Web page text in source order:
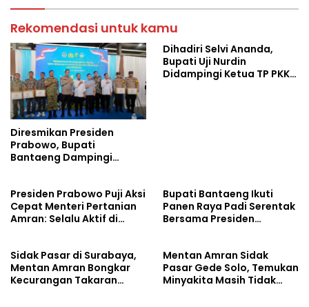
Rekomendasi untuk kamu
Diresmikan Presiden
Prabowo, Bupati
Bantaeng Dampingi
SPPG Polri
Dihadiri Selvi Ananda,
Bupati Uji Nurdin
Didampingi Ketua TP PKK
Presiden Prabowo Puji Aksi
Cepat Menteri Pertanian
Amran: Selalu Aktif di
Bupati Bantaeng Ikuti
Panen Raya Padi Serentak
Bersama Presiden
Sidak Pasar di Surabaya,
Mentan Amran Bongkar
Kecurangan Takaran
Mentan Amran Sidak
Pasar Gede Solo, Temukan
Minyakita Masih Tidak